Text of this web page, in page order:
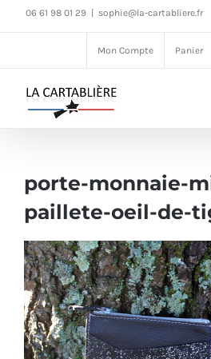
Passer06 61 98 01 29 sophie@la-cartabliere.fr
Mon Compte Panier
porte-monnaie-
paillete-oeil-de-